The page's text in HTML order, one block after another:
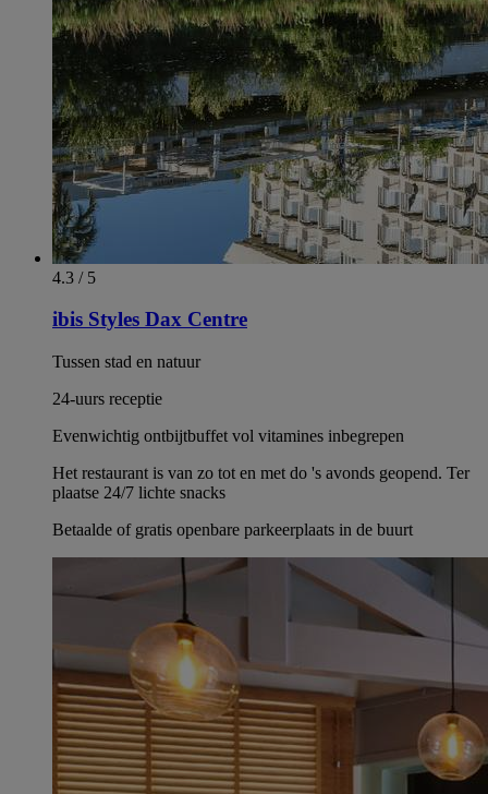
4.3 / 5
ibis Styles Dax Centre
Tussen stad en natuur
24-uurs receptie
Evenwichtig ontbijtbuffet vol vitamines inbegrepen
Het restaurant is van zo tot en met do 's avonds geopend. Ter
plaatse 24/7 lichte snacks
Betaalde of gratis openbare parkeerplaats in de buurt